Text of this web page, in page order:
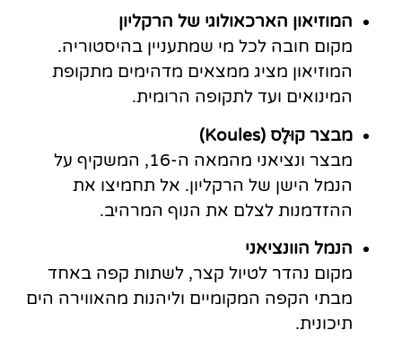
המוזיאון הארכאולוגי של הרקליון
מקום חובה לכל מי שמתעניין בהיסטוריה.
המוזיאון מציג ממצאים מדהימים מתקופת
המינואים ועד לתקופה הרומית.
מבצר קוּלֶס (Koules)
מבצר ונציאני מהמאה ה-16, המשקיף על
הנמל הישן של הרקליון. אל תחמיצו את
ההזדמנות לצלם את הנוף המרהיב.
הנמל הוונציאני
מקום נהדר לטיול קצר, לשתות קפה באחד
מבתי הקפה המקומיים וליהנות מהאווירה הים
תיכונית.